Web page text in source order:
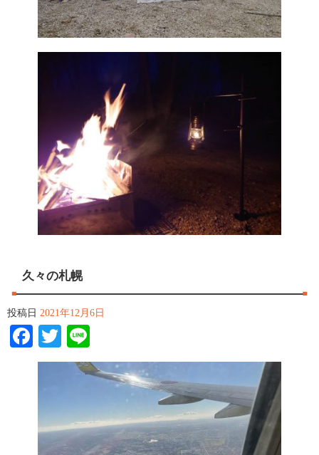
久々の札幌
投稿日 2021年12月6日
Facebook
Twitter